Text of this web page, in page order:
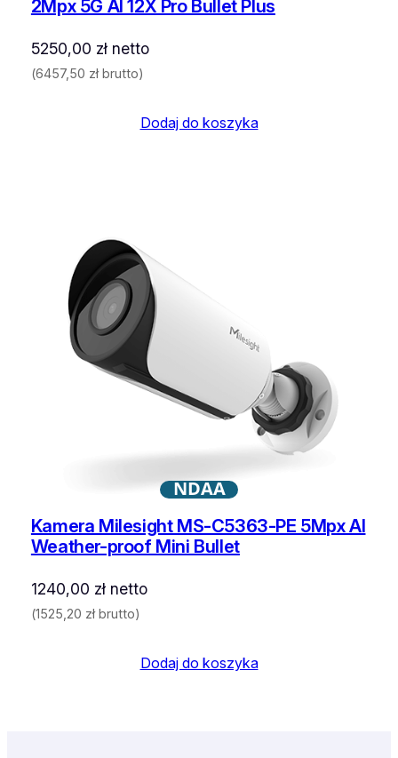
2Mpx 5G AI 12X Pro Bullet Plus
5250,00 złnetto
(6457,50 złbrutto)
Dodaj do koszyka
NDAA
Kamera Milesight MS-C5363-PE 5Mpx AI
Weather-proof Mini Bullet
1240,00 złnetto
(1525,20 złbrutto)
Dodaj do koszyka